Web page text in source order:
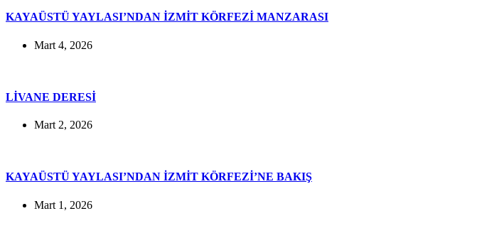
KAYAÜSTÜ YAYLASI’NDAN İZMİT KÖRFEZİ MANZARASI
Mart 4, 2026
LİVANE DERESİ
Mart 2, 2026
KAYAÜSTÜ YAYLASI’NDAN İZMİT KÖRFEZİ’NE BAKIŞ
Mart 1, 2026